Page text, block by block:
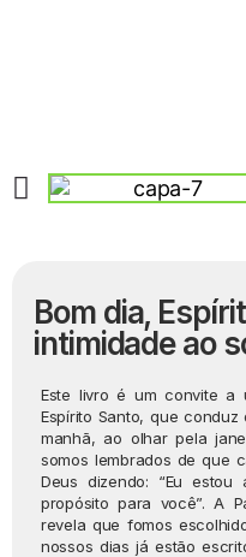
Bom dia,
intimidade ao
Este livro é um convite a
Espírito Santo, que
manhã, ao olhar pela
somos lembrados de que
Deus dizendo: “Eu
propósito para você”. A
revela que fomos
nossos dias já estão